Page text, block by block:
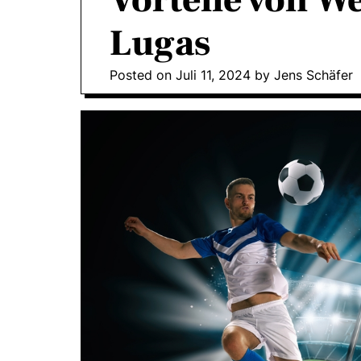
Lugas
Posted on Juli 11, 2024 by Jens Schäfer